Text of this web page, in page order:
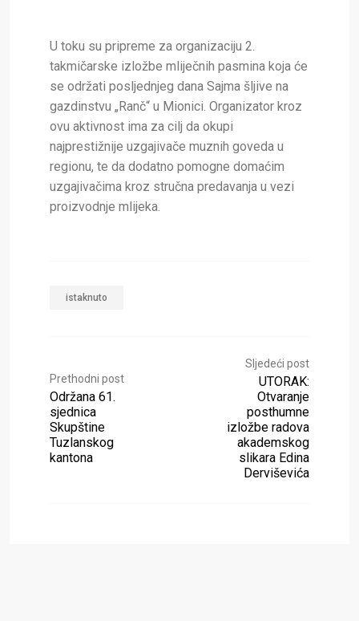
U toku su pripreme za organizaciju 2.
takmičarske izložbe mliječnih pasmina koja će
se održati posljednjeg dana Sajma šljive na
gazdinstvu „Ranč“ u Mionici. Organizator kroz
ovu aktivnost ima za cilj da okupi
najprestižnije uzgajivače muznih goveda u
regionu, te da dodatno pomogne domaćim
uzgajivačima kroz stručna predavanja u vezi
proizvodnje mlijeka.
istaknuto
Prethodni post
Održana 61.
sjednica
Skupštine
Tuzlanskog
kantona
Sljedeći post
UTORAK:
Otvaranje
posthumne
izložbe radova
akademskog
slikara Edina
Derviševića